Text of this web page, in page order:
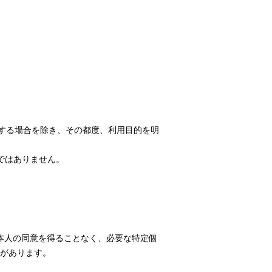
場合を除き、その都度、利用目的を明
ありません。
の同意を得ることなく、必要な特定個
あります。